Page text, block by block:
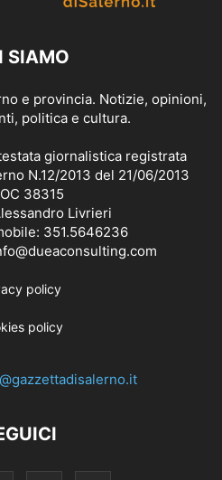
SIAMO
e provincia. Notizie, opinioni,
politica e cultura.
giornalistica registrata
N.12/2013 del 21/06/2013
38315
Livrieri
351.5646236
policy
policy